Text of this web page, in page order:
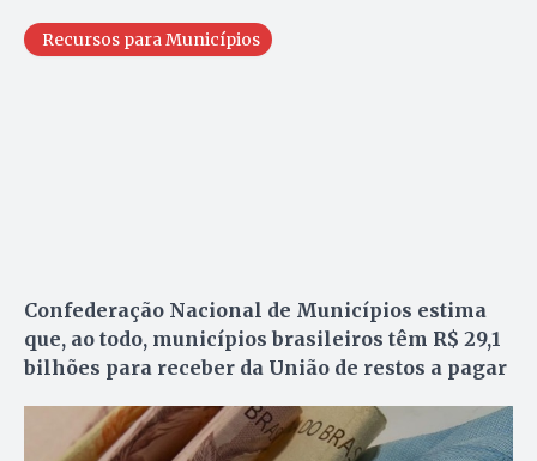
Recursos para Municípios
Confederação Nacional de Municípios estima
que, ao todo, municípios brasileiros têm R$ 29,1
bilhões para receber da União de restos a pagar